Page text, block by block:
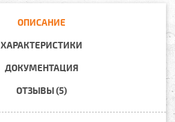
ОПИСАНИЕ
ХАРАКТЕРИСТИКИ
ДОКУМЕНТАЦИЯ
ОТЗЫВЫ (5)